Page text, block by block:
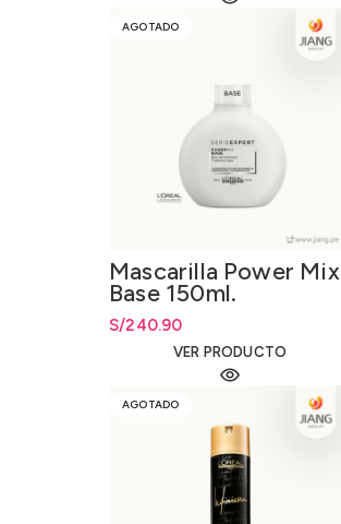
AGOTADO
Mascarilla Power Mix
Base 150ml.
S/240.90
VER PRODUCTO
AGOTADO